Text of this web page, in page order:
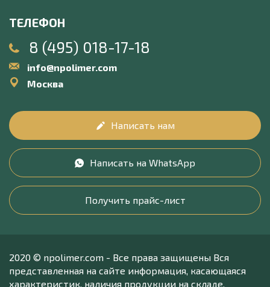
ТЕЛЕФОН
8 (495) 018-17-18
info@npolimer.com
Москва
Написать нам
Написать на WhatsApp
Получить прайс-лист
2020 © npolimer.com - Все права защищены Вся
представленная на сайте информация, касающаяся
характеристик, наличия продукции на складе,